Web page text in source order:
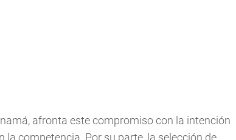
afronta este compromiso con la intención
competencia. Por su parte, la selección de